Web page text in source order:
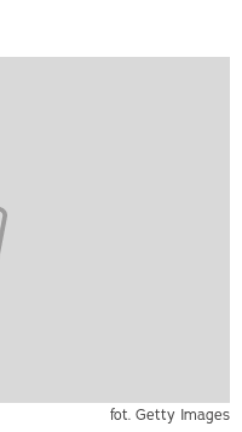
fot. Getty Images